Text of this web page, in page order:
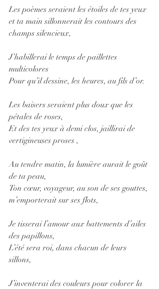
Les poèmes seraient les étoiles de tes yeux
et ta main sillonnerait les contours des
champs silencieux,
J’habillerai le temps de paillettes
multicolores
Pour qu’il dessine, les heures, au fils d’or.
Les baisers seraient plus doux que les
pétales de roses,
Et des tes yeux à demi clos, jaillirai de
vertigineuses proses ,
Au tendre matin, la lumière aurait le goût
de ta peau,
Ton cœur, voyageur, au son de ses gouttes,
m’emporterait sur ses flots,
Je tisserai l’amour aux battements d’ailes
des papillons,
L’été sera roi, dans chacun de leurs
sillons,
J’inventerai des couleurs pour colorer la